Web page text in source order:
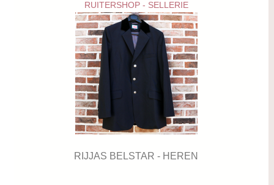
RUITERSHOP - SELLERIE
RIJJAS BELSTAR - HEREN